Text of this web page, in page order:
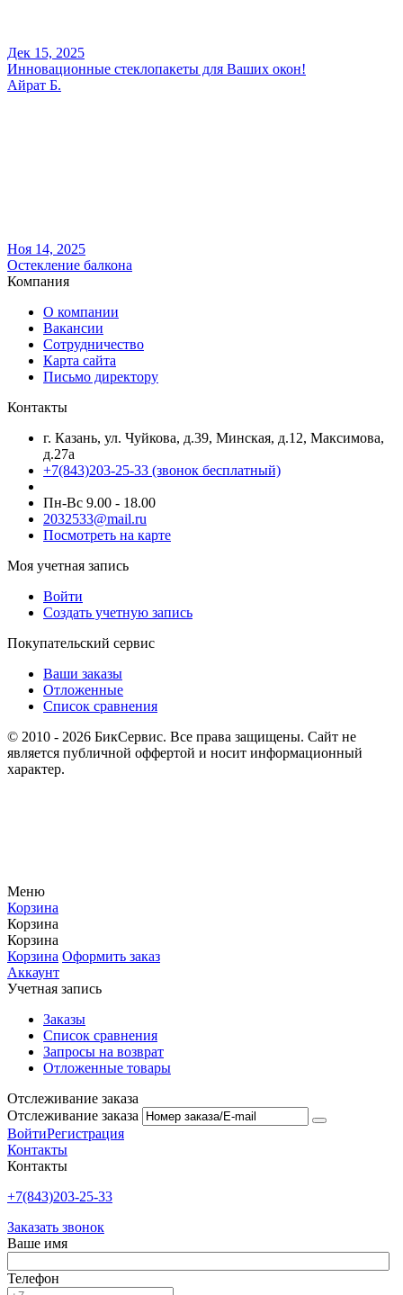
Дек 15, 2025
Инновационные стеклопакеты для Ваших окон!
Айрат Б.
Ноя 14, 2025
Остекление балкона
Компания
О компании
Вакансии
Сотрудничество
Карта сайта
Письмо директору
Контакты
г. Казань, ул. Чуйкова, д.39, Минская, д.12, Максимова,
д.27а
+7(843)203-25-33 (звонок бесплатный)
Пн-Вс 9.00 - 18.00
2032533@mail.ru
Посмотреть на карте
Моя учетная запись
Войти
Создать учетную запись
Покупательский сервис
Ваши заказы
Отложенные
Список сравнения
© 2010 - 2026 БикСервис. Все права защищены. Сайт не
является публичной оффертой и носит информационный
характер.
Меню
Корзина
Корзина
Корзина
Корзина Оформить заказ
Аккаунт
Учетная запись
Заказы
Список сравнения
Запросы на возврат
Отложенные товары
Отслеживание заказа
Отслеживание заказа
ВойтиРегистрация
Контакты
Контакты
+7(843)203-25-33
Заказать звонок
Ваше имя
Телефон